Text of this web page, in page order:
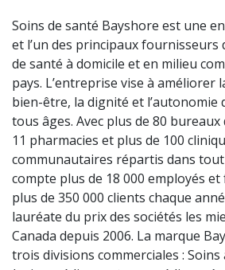
Soins de santé Bayshore est une
et l’un des principaux fournisseurs
de santé à domicile et en milieu
pays. L’entreprise vise à améliorer
bien-être, la dignité et l’autonomie
tous âges. Avec plus de 80 bureaux
11 pharmacies et plus de 100
communautaires répartis dans
compte plus de 18 000 employés
plus de 350 000 clients chaque
lauréate du prix des sociétés les
Canada depuis 2006. La marque
trois divisions commerciales :